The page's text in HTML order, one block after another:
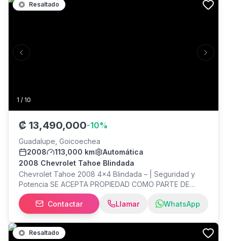
1 / 10
Previous slide Next
Resaltado
₡ 13,490,000-10%
Guadalupe, Goicoechea
2008
113,000 km
Automática
2008 Chevrolet Tahoe Blindada
Chevrolet Tahoe 2008 4x4 Blindada – | Seguridad y
Potencia SE ACEPTA PROPIEDAD COMO PARTE DE
PAGO ¡Gran oportunidad! Se vende Chevrolet Tahoe
2008 en excelentes condiciones con solo 113,000 km.
Este SUV 4x4 blindado combina lujo, seguridad y alto
rendimiento, ideal para familias, ejecutivos o seguridad
privada. Características destacadas: Motor 5.3L V8 a
Contactar Llamar WhatsApp
Resaltado